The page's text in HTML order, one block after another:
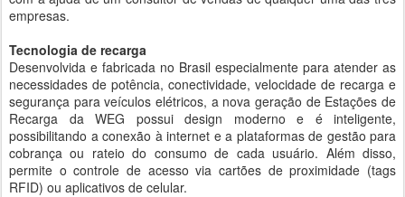
empresas.
Tecnologia de recarga
Desenvolvida e fabricada no Brasil especialmente para atender as
necessidades de potência, conectividade, velocidade de recarga e
segurança para veículos elétricos, a nova geração de Estações de
Recarga da WEG possui design moderno e é inteligente,
possibilitando a conexão à internet e a plataformas de gestão para
cobrança ou rateio do consumo de cada usuário. Além disso,
permite o controle de acesso via cartões de proximidade (tags
RFID) ou aplicativos de celular.